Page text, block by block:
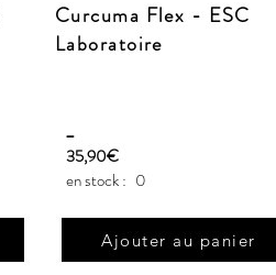
Curcuma Flex - ESC
Laboratoire
_
35,90€
en stock : 0
Ajouter au panier